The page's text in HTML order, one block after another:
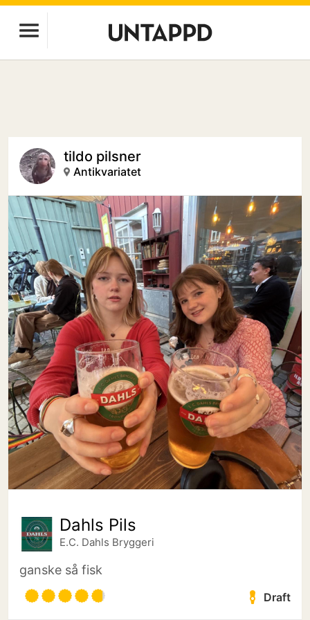
tildo pilsner
Antikvariatet
Dahls Pils
E.C. Dahls Bryggeri
ganske så fisk
Draft